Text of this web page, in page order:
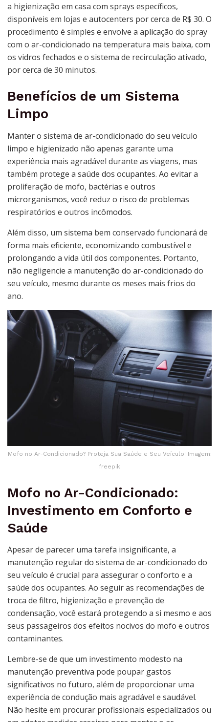
a higienização em casa com sprays específicos,
disponíveis em lojas e autocenters por cerca de R$ 30. O
procedimento é simples e envolve a aplicação do spray
com o ar-condicionado na temperatura mais baixa, com
os vidros fechados e o sistema de recirculação ativado,
por cerca de 30 minutos.
Benefícios de um Sistema
Limpo
Manter o sistema de ar-condicionado do seu veículo
limpo e higienizado não apenas garante uma
experiência mais agradável durante as viagens, mas
também protege a saúde dos ocupantes. Ao evitar a
proliferação de mofo, bactérias e outros
microrganismos, você reduz o risco de problemas
respiratórios e outros incômodos.
Além disso, um sistema bem conservado funcionará de
forma mais eficiente, economizando combustível e
prolongando a vida útil dos componentes. Portanto,
não negligencie a manutenção do ar-condicionado do
seu veículo, mesmo durante os meses mais frios do
ano.
Mofo no Ar-Condicionado? Proteja Sua Saúde e Seu Veículo! Imagem:
freepik
Mofo no Ar-Condicionado:
Investimento em Conforto e
Saúde
Apesar de parecer uma tarefa insignificante, a
manutenção regular do sistema de ar-condicionado do
seu veículo é crucial para assegurar o conforto e a
saúde dos ocupantes. Ao seguir as recomendações de
troca de filtro, higienização e prevenção de
condensação, você estará protegendo a si mesmo e aos
seus passageiros dos efeitos nocivos do mofo e outros
contaminantes.
Lembre-se de que um investimento modesto na
manutenção preventiva pode poupar gastos
significativos no futuro, além de proporcionar uma
experiência de condução mais agradável e saudável.
Não hesite em procurar profissionais especializados ou